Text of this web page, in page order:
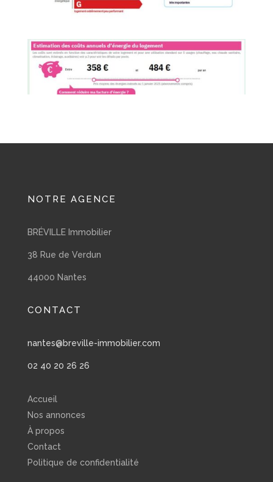
NOTRE AGENCE
BRÉVILLE Immobilier
38 Rue de Verdun
44000 Nantes
CONTACT
nantes@breville-immobilier.com
02 40 20 26 26
Accueil
Nos annonces
À propos
Contact
Politique de confidentialité